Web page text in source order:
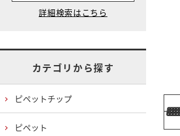
カテゴリから探す
ピペットチップ
ピペット